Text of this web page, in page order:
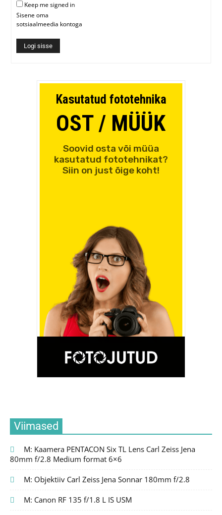
Keep me signed in
Sisene oma
sotsiaalmeedia kontoga
Logi sisse
Viimased
M: Kaamera PENTACON Six TL Lens Carl Zeiss Jena
80mm f/2.8 Medium format 6×6
M: Objektiiv Carl Zeiss Jena Sonnar 180mm f/2.8
M: Canon RF 135 f/1.8 L IS USM